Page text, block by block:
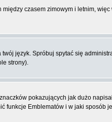
czasem zimowym i letnim,
język. Spróbuj spytać się
strony).
pokazujących jak dużo
funkcje Emblematów i w jaki sposób